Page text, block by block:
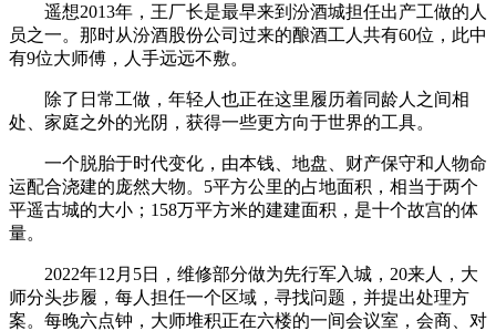
遥想2013年，王厂长是最早来到汾酒城担任出产工做的人
员之一。那时从汾酒股份公司过来的酿酒工人共有60位，此中
有9位大师傅，人手远远不敷。
除了日常工做，年轻人也正在这里履历着同龄人之间相
处、家庭之外的光阴，获得一些更方向于世界的工具。
一个脱胎于时代变化，由本钱、地盘、财产保守和人物命
运配合浇建的庞然大物。5平方公里的占地面积，相当于两个
平遥古城的大小；158万平方米的建建面积，是十个故宫的体
量。
2022年12月5日，维修部分做为先行军入城，20来人，大
师分头步履，每人担任一个区域，寻找问题，并提出处理方
案。每晚六点钟，大师堆积正在六楼的一间会议室，会商、对